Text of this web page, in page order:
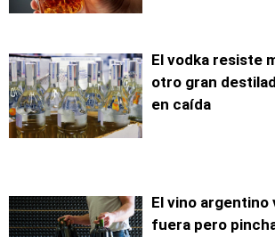
El vodka resiste
otro gran
en caída
El vino argentino
fuera pero